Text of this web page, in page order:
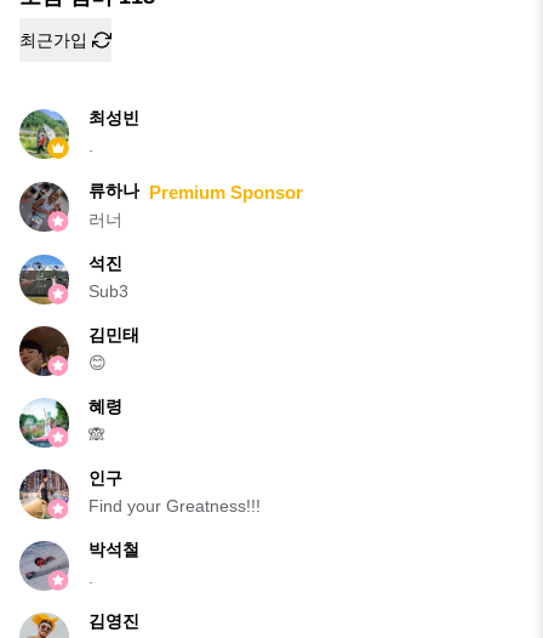
최근가입
최성빈
.
류하나 Premium Sponsor
러너
석진
Sub3
김민태
😊
혜령
🙈
인구
Find your Greatness!!!
박석철
.
김영진